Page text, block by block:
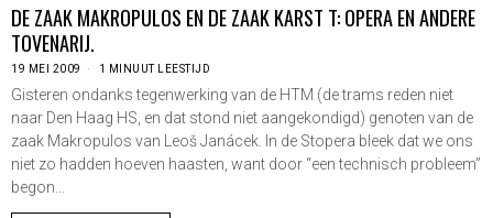
DE ZAAK MAKROPULOS EN DE ZAAK KARST T: OPERA EN ANDERE
TOVENARIJ.
19 MEI 2009 1 MINUUT LEESTIJD
Gisteren ondanks tegenwerking van de HTM (de trams reden niet
naar Den Haag HS, en dat stond niet aangekondigd) genoten van de
zaak Makropulos van Leoš Janácek. In de Stopera bleek dat we ons
niet zo hadden hoeven haasten, want door “een technisch probleem”
begon…